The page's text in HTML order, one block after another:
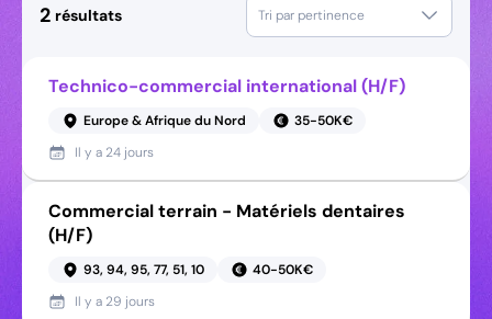
2 résultats Tri par pertinence
Technico-commercial international (H/F)
Europe & Afrique du Nord
35-50K€
Il y a 24 jours
Commercial terrain - Matériels dentaires
(H/F)
93, 94, 95, 77, 51, 10
40-50K€
Il y a 29 jours